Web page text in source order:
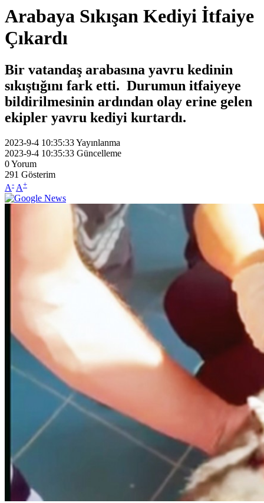
Arabaya Sıkışan Kediyi İtfaiye
Çıkardı
Bir vatandaş arabasına yavru kedinin
sıkıştığını fark etti. Durumun itfaiyeye
bildirilmesinin ardından olay erine gelen
ekipler yavru kediyi kurtardı.
2023-9-4 10:35:33Yayınlanma
2023-9-4 10:35:33 Güncelleme
0Yorum
291 Gösterim
A- A+